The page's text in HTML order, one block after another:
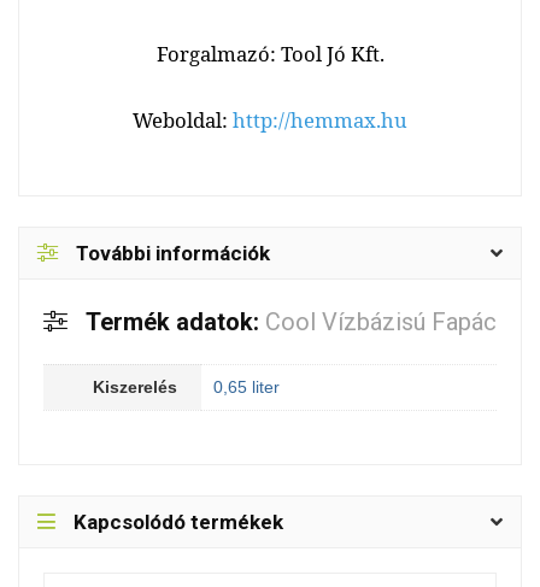
Forgalmazó: Tool Jó Kft.
Weboldal: http://hemmax.hu
További információk
Termék adatok: Cool Vízbázisú Fapác
Kiszerelés 0,65 liter
Kapcsolódó termékek